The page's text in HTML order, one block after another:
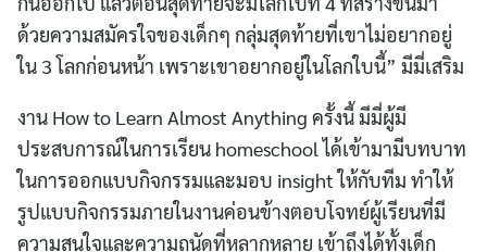
ด้วยความสมัครใจของเด็กๆ กลุ่มสุดท้ายที่เขาไม่อยากอยู่
ใน 3 โลกก่อนหน้า เพราะเขาอยากอยู่ในโลกใบนี้” มีมี่เสริม
งาน How to Learn Almost Anything ครั้งนี้ มีมี่ผู้มี
ประสบการณ์ในการเรียน homeschool ได้เข้ามามีบทบาท
ในการออกแบบกิจกรรมและมอบ insight ให้กับทีม ทำให้
รูปแบบกิจกรรมภายในงานค่อนข้างตอบโจทย์ผู้เรียนที่มี
ความสนใจและความถนัดที่หลากหลาย เข้าถึงได้ทั้งเด็ก